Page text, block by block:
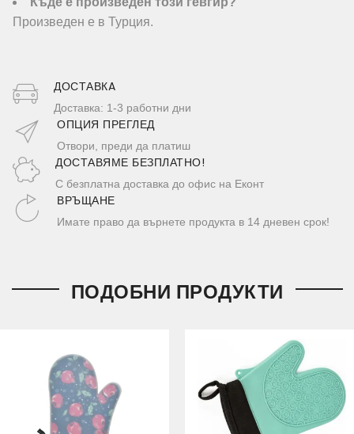
Произведен е в Турция.
ДОСТАВКA
Доставка: 1-3 работни дни
ОПЦИЯ ПРЕГЛЕД
Отвори, преди да платиш
ДОСТАВЯМЕ БЕЗПЛАТНО!
С безплатна доставка до офис на Еконт
ВРЪЩАНЕ
Имате право да върнете продукта в 14 дневен срок!
ПОДОБНИ ПРОДУКТИ